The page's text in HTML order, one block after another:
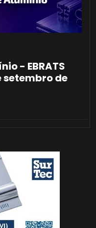
- EBRATS
setembro de